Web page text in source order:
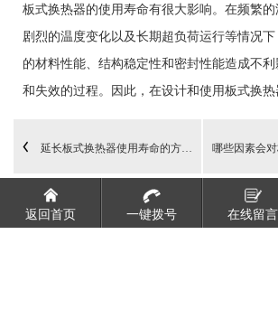
板式换热器的使用寿命有很大影响。在频繁的
剧烈的温度变化以及长期超负荷运行等情况
的材料性能、结构稳定性和密封性能造成不
和失效的过程。因此，在设计和使用板式换
延长板式换热器使用寿命的方法。 哪些因素会
返回首页 一键拨号 在线留言